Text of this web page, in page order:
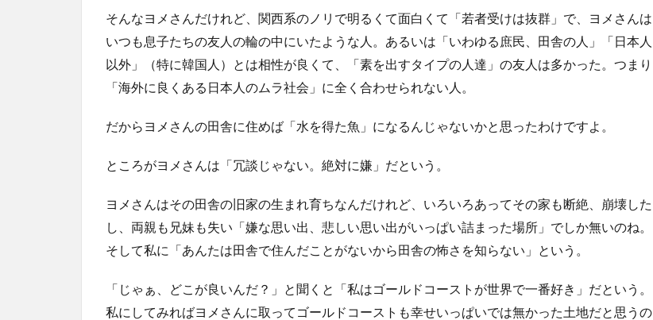
そんなヨメさんだけれど、関西系のノリで明るくて面白くて「若者受けは抜群」で、ヨメさんは
いつも息子たちの友人の輪の中にいたような人。あるいは「いわゆる庶民、田舎の人」「日本人
以外」（特に韓国人）とは相性が良くて、「素を出すタイプの人達」の友人は多かった。つまり
「海外に良くある日本人のムラ社会」に全く合わせられない人。
だからヨメさんの田舎に住めば「水を得た魚」になるんじゃないかと思ったわけですよ。
ところがヨメさんは「冗談じゃない。絶対に嫌」だという。
ヨメさんはその田舎の旧家の生まれ育ちなんだけれど、いろいろあってその家も断絶、崩壊した
し、両親も兄妹も失い「嫌な思い出、悲しい思い出がいっぱい詰まった場所」でしか無いのね。
そして私に「あんたは田舎で住んだことがないから田舎の怖さを知らない」という。
「じゃぁ、どこが良いんだ？」と聞くと「私はゴールドコーストが世界で一番好き」だという。
私にしてみればヨメさんに取ってゴールドコーストも幸せいっぱいでは無かった土地だと思うの